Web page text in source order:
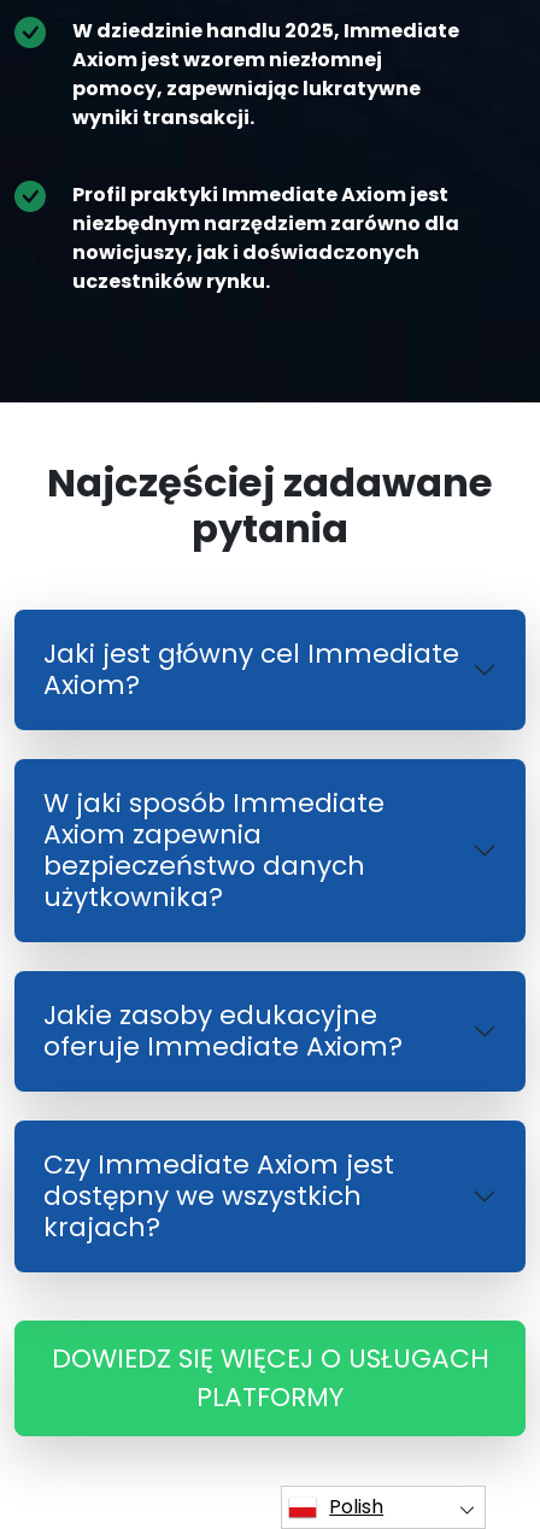
W dziedzinie handlu 2025, Immediate
Axiom jest wzorem niezłomnej
pomocy, zapewniając lukratywne
wyniki transakcji.
Profil praktyki Immediate Axiom jest
niezbędnym narzędziem zarówno dla
nowicjuszy, jak i doświadczonych
uczestników rynku.
Najczęściej zadawane
pytania
Jaki jest główny cel Immediate
Axiom?
W jaki sposób Immediate
Axiom zapewnia
bezpieczeństwo danych
użytkownika?
Jakie zasoby edukacyjne
oferuje Immediate Axiom?
Czy Immediate Axiom jest
dostępny we wszystkich
krajach?
DOWIEDZ SIĘ WIĘCEJ O USŁUGACH
PLATFORMY
Polish